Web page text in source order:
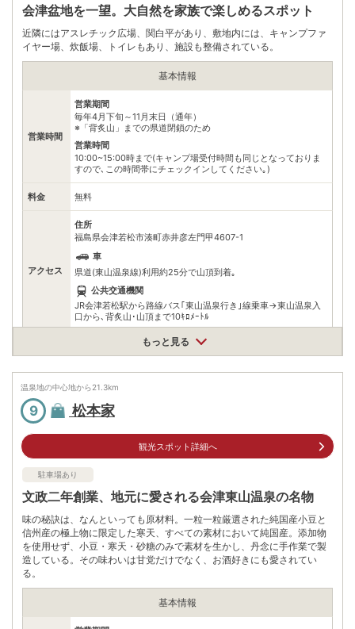
※ 料金情報は税込・税抜表記が混ざっております。正しい金額はご利用前にご
自身でお問合せください。
会津盆地を一望。大自然を家族で楽しめるスポット
近隣にはアスレチック広場、関白平があり、敷地内には、キャンプファ
イヤー場、炊飯場、トイレもあり、施設も整備されている。
基本情報
営業時間
営業期間
毎年4月下旬～11月末日（通年）
※「背炙山」までの県道閉鎖のため
営業時間
10:00~15:00時まで(キャンプ場受付時間も同じとなっておりま
すので､この時間帯にチェックインしてください｡)
料金 無料
アクセス
住所
福島県会津若松市湊町赤井彦左門甲4607-1
車
県道(東山温泉線)利用約25分で山頂到着｡
公共交通機関
JR会津若松駅から路線バス｢東山温泉行き｣線乗車→東山温泉入
口から､背炙山･山頂まで10ｷﾛﾒｰﾄﾙ
※オートキャンプ場ではありません
電話番号
0242280062
※問い合わせ先：レストハウス
※ 掲載情報は変更になる場合があります。最新の内容はご利用前にご自身でお
問合せください。
※ 料金情報は税込・税抜表記が混ざっております。正しい金額はご利用前にご
自身でお問合せください。
もっと見る
温泉地の中心地から21.3km
9 松本家
観光スポット詳細へ
駐車場あり
文政二年創業、地元に愛される会津東山温泉の名物
味の秘訣は、なんといっても原材料。一粒一粒厳選された純国産小豆と
信州産の極上物に限定した寒天、すべての素材において純国産。添加物
を使用せず、小豆・寒天・砂糖のみで素材を生かし、丹念に手作業で製
造している。その味わいは甘党だけでなく、お酒好きにも愛されてい
る。
基本情報